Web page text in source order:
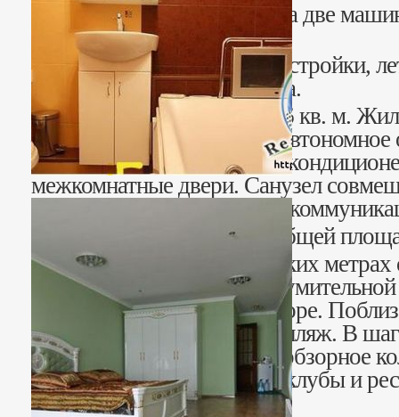
1 этаж состоит из гаража на две
обслуживания номеров.
Во дворе имеются: хоз. постройки,
с 4 номерами эконом класса.
Общая площадь дома – 176 кв. м.
— 12 кв. м. Установлены автономное
металлопластиковые окна,
межкомнатные двери. Санузел
гидробокс. Проведены все
Участок приватизирован общей
Дом расположен в нескольких метрах
позволяет наслаждаться
неповторимым видом на море.
аквапарк, кафе, магазины, пляж. В
центральная часть города, обзорное
пляж, популярные ночные клубы и
готовый бизнес.